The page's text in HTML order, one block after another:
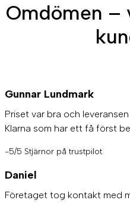
Omdömen –
Gunnar Lundmark
Priset var bra och
Klarna som har ett få först
-5/5 Stjärnor på trustpilot
Daniel
Företaget tog kontakt med